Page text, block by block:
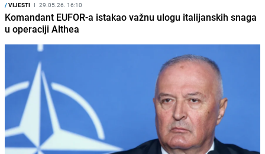
/VIJESTI I 29.05.26. 16:10
Komandant EUFOR-a istakao važnu ulogu italijanskih snaga
u operaciji Althea